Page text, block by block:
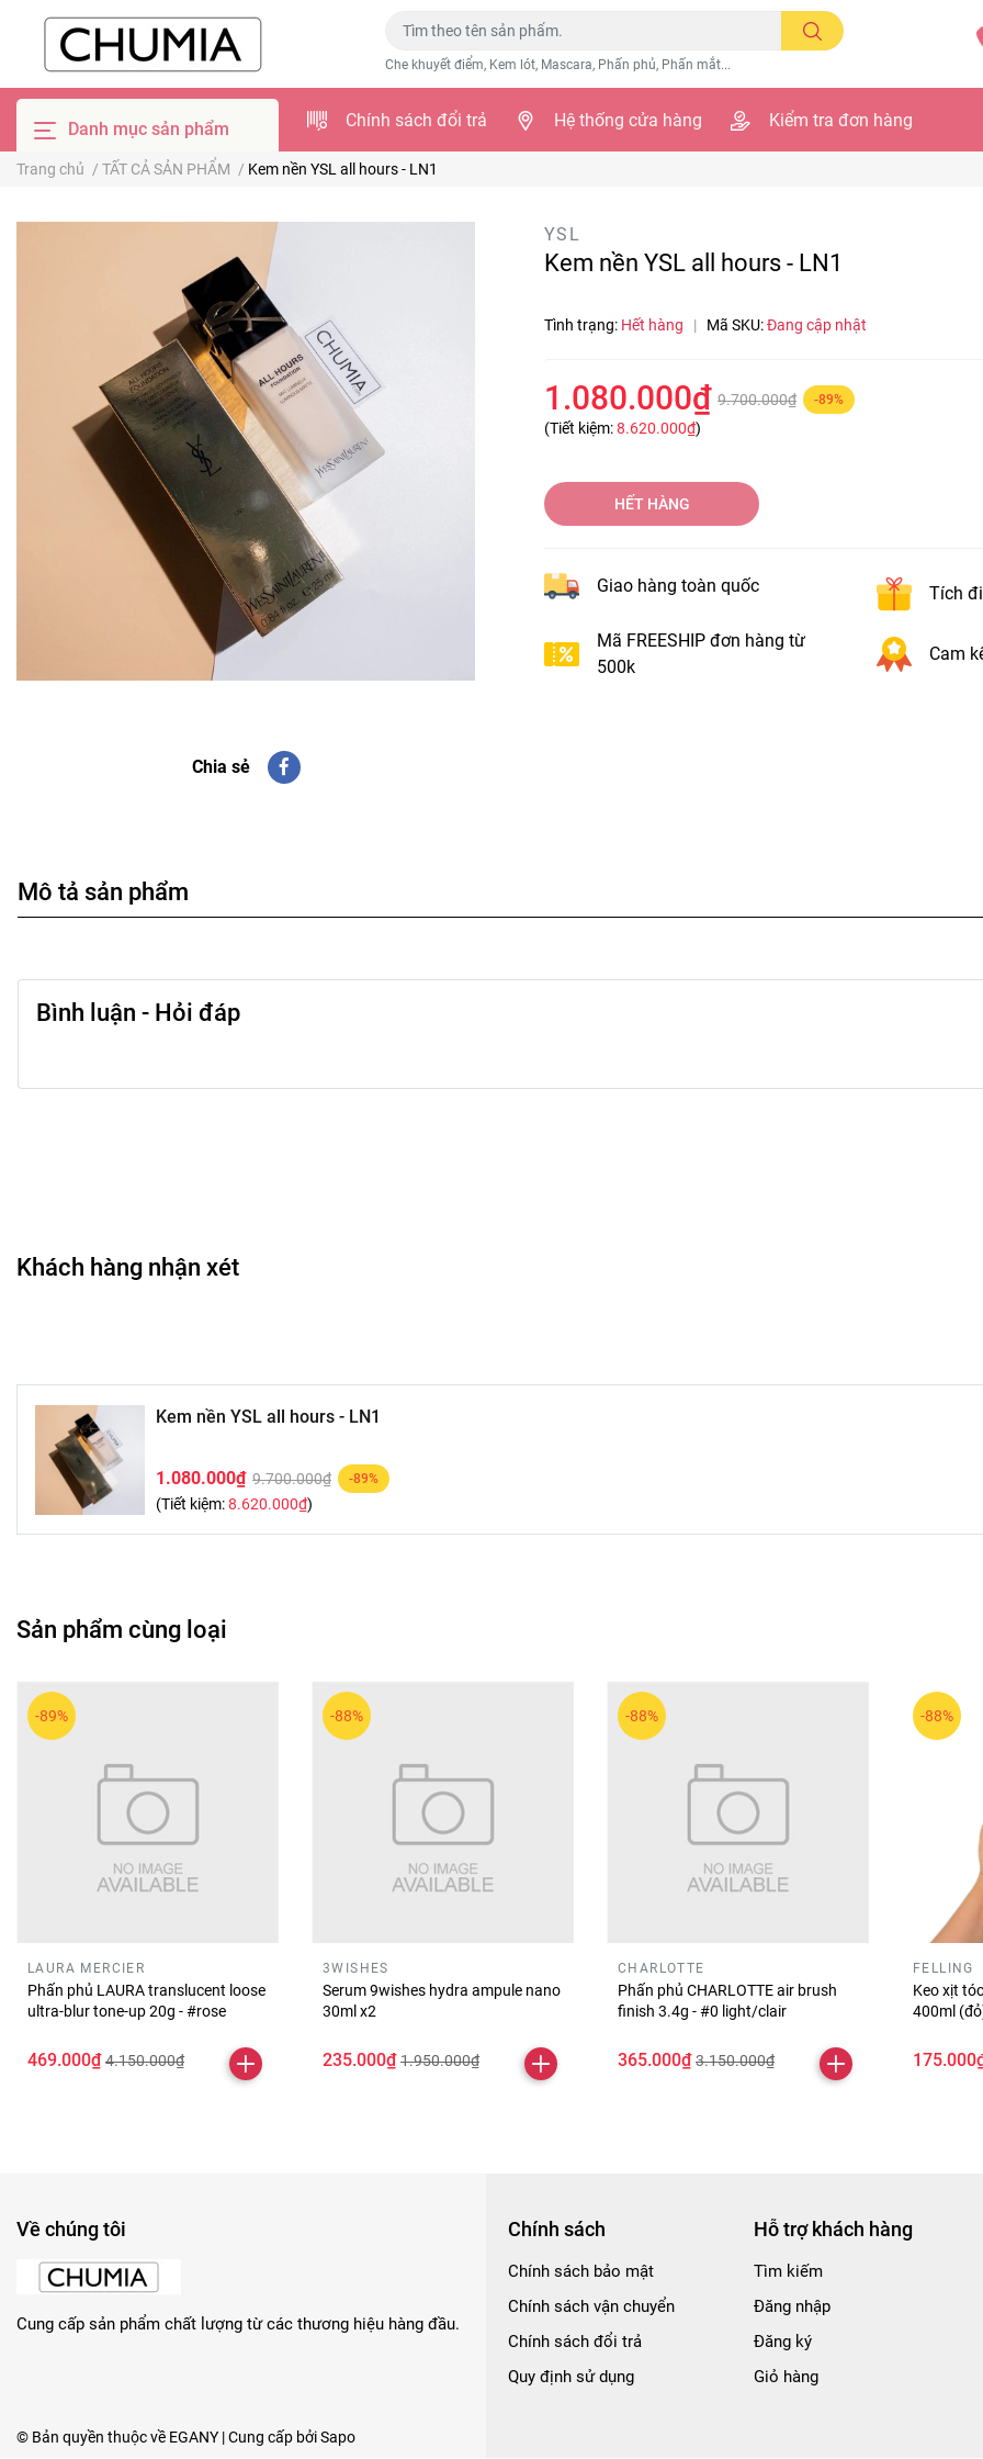
Che khuyết điểm, Kem lót, Mascara, Phấn phủ, Phấn mắt...
Danh mục sản phẩm Chính sách đổi trả Hệ thống cửa hàng Kiểm tra đơn hàng
Trang chủ / TẤT CẢ SẢN PHẨM / Kem nền YSL all hours - LN1
Chia sẻ
YSL
Kem nền YSL all hours - LN1
Tình trạng: Hết hàng | Mã SKU:Đang cập nhật
1.080.000₫ 9.700.000₫ -89%
(Tiết kiệm:8.620.000₫)
HẾT HÀNG
Giao hàng toàn quốc Tích
Mã FREESHIP đơn hàng từ
500k
Cam
Mô tả sản phẩm
Bình luận - Hỏi đáp
Khách hàng nhận xét
Kem nền YSL all hours - LN1
1.080.000₫ 9.700.000₫ -89%
(Tiết kiệm:8.620.000₫)
Sản phẩm cùng loại
-89%
LAURA MERCIER
Phấn phủ LAURA translucent loose
ultra-blur tone-up 20g - #rose
469.000₫ 4.150.000₫
-88%
3WISHES
Serum 9wishes hydra ampule nano
30ml x2
235.000₫ 1.950.000₫
-88%
CHARLOTTE
Phấn phủ CHARLOTTE air brush
finish 3.4g - #0 light/clair
365.000₫ 3.150.000₫
-88%
FELLING
Keo xịt
400ml
Về chúng tôi
Cung cấp sản phẩm chất lượng từ các thương hiệu hàng đầu.
Chính sách
Chính sách bảo mật
Chính sách vận chuyển
Chính sách đổi trả
Quy định sử dụng
Hỗ trợ khách hàng
Tìm kiếm
Đăng nhập
Đăng ký
Giỏ hàng
© Bản quyền thuộc về EGANY | Cung cấp bởiSapo